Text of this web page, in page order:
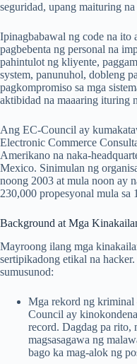
seguridad, upang maituring
Ipinagbabawal ng code na ito
pagbebenta ng personal na
pahintulot ng kliyente,
system, panunuhol, dobleng
pagkompromiso sa mga
aktibidad na maaaring ituring
Ang EC-Council ay
Electronic Commerce
Amerikano na naka-
Mexico. Sinimulan ng
noong 2003 at mula noon ay
230,000 propesyonal mula sa
Background at Mga
Mayroong ilang mga
sertipikadong etikal na
sumusunod:
Mga rekord ng
Council ay
record. Dagdag pa rito,
magsasagawa ng
bago ka mag-alok ng